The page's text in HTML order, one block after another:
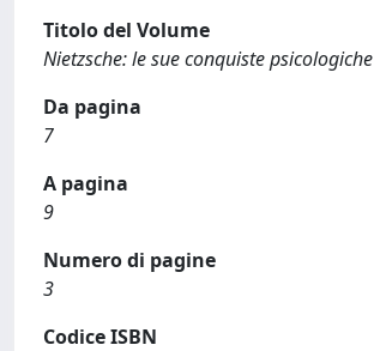
Titolo del Volume
Nietzsche: le sue conquiste psicologiche
Da pagina
7
A pagina
9
Numero di pagine
3
Codice ISBN